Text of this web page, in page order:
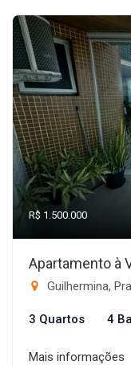
R$ 1.500.000
Apartamento à
Guilhermina,
3 Quartos 4
Mais informações